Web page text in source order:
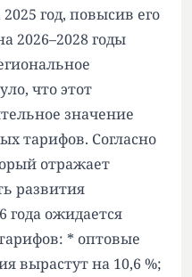
год, повысив его
2026–2028 годы
что этот
значение
тарифов. Согласно
отражает
развития
года ожидается
* оптовые
вырастут на 10,6 %;